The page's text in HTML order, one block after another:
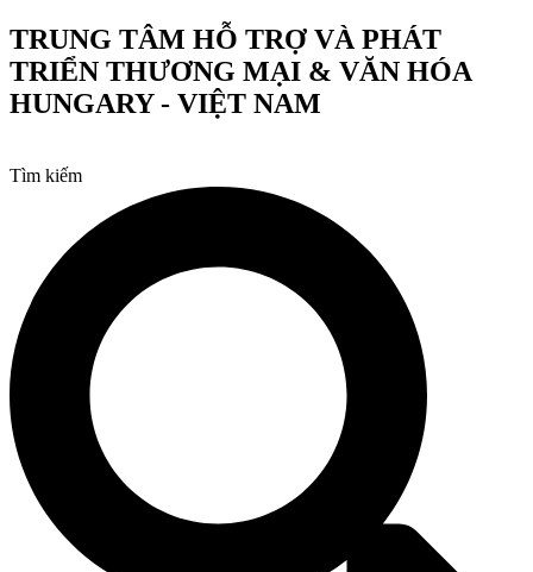
Chuyển
đến
nội
dung
TRUNG TÂM HỖ TRỢ VÀ PHÁT
TRIỂN THƯƠNG MẠI & VĂN HÓA
HUNGARY - VIỆT NAM
Tìm kiếm